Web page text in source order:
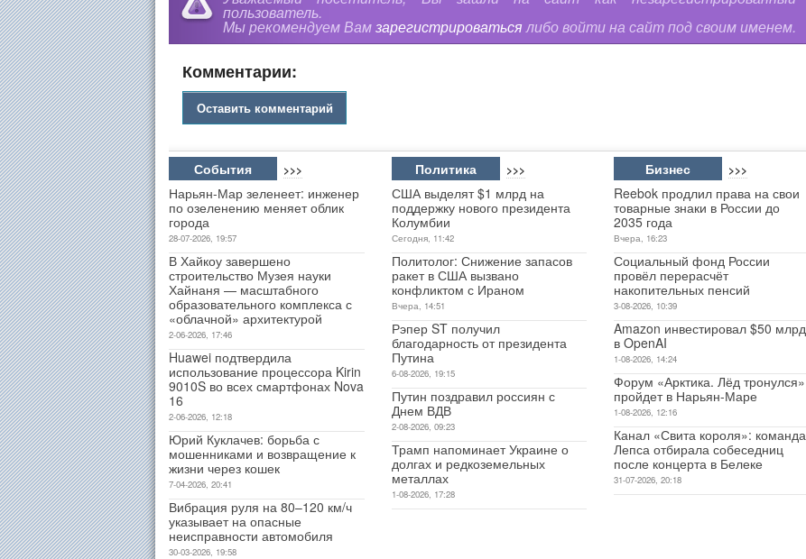
пользователь.
Мы рекомендуем Вамзарегистрироваться либо войти на сайт под своим именем.
Комментарии:
Оставить комментарий
События >>>
Нарьян-Мар зеленеет: инженер
по озеленению меняет облик
города
28-07-2026, 19:57
В Хайкоу завершено
строительство Музея науки
Хайнаня — масштабного
образовательного комплекса с
«облачной» архитектурой
2-06-2026, 17:46
Huawei подтвердила
использование процессора Kirin
9010S во всех смартфонах Nova
16
2-06-2026, 12:18
Юрий Куклачев: борьба с
мошенниками и возвращение к
жизни через кошек
7-04-2026, 20:41
Вибрация руля на 80–120 км/ч
указывает на опасные
неисправности автомобиля
30-03-2026, 19:58
Политика >>>
США выделят $1 млрд на
поддержку нового президента
Колумбии
Сегодня, 11:42
Политолог: Снижение запасов
ракет в США вызвано
конфликтом с Ираном
Вчера, 14:51
Рэпер ST получил
благодарность от президента
Путина
6-08-2026, 19:15
Путин поздравил россиян с
Днем ВДВ
2-08-2026, 09:23
Трамп напоминает Украине о
долгах и редкоземельных
металлах
1-08-2026, 17:28
Бизнес >>>
Reebok продлил права на свои
товарные знаки в России до
2035 года
Вчера, 16:23
Социальный фонд России
провёл перерасчёт
накопительных пенсий
3-08-2026, 10:39
Amazon инвестировал $50 млрд
в OpenAI
1-08-2026, 14:24
Форум «Арктика. Лёд тронулся»
пройдет в Нарьян-Маре
1-08-2026, 12:16
Канал «Свита короля»: команда
Лепса отбирала собеседниц
после концерта в Белеке
31-07-2026, 20:18